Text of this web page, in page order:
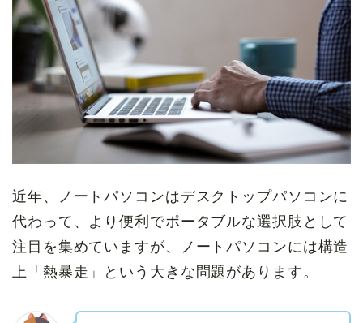
近年、ノートパソコンはデスクトップパソコンに
代わって、より便利でポータブルな選択肢として
注目を集めていますが、ノートパソコンには構造
上「熱暴走」という大きな問題があります。